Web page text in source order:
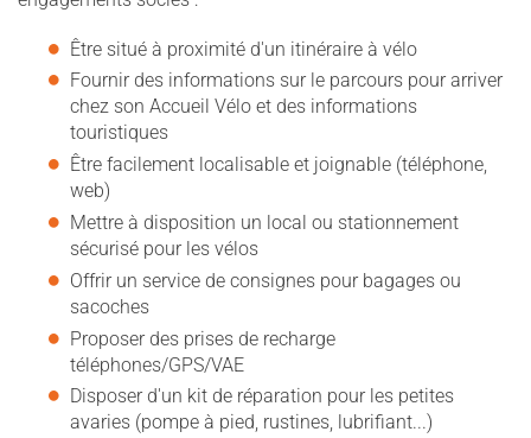
Être situé à proximité d'un itinéraire à vélo
Fournir des informations sur le parcours pour arriver
chez son Accueil Vélo et des informations
touristiques
Être facilement localisable et joignable (téléphone,
web)
Mettre à disposition un local ou stationnement
sécurisé pour les vélos
Offrir un service de consignes pour bagages ou
sacoches
Proposer des prises de recharge
téléphones/GPS/VAE
Disposer d'un kit de réparation pour les petites
avaries (pompe à pied, rustines, lubrifiant...)